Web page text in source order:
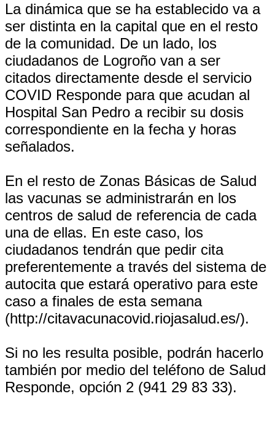
La dinámica que se ha establecido va a
ser distinta en la capital que en el resto
de la comunidad. De un lado, los
ciudadanos de Logroño van a ser
citados directamente desde el servicio
COVID Responde para que acudan al
Hospital San Pedro a recibir su dosis
correspondiente en la fecha y horas
señalados.
En el resto de Zonas Básicas de Salud
las vacunas se administrarán en los
centros de salud de referencia de cada
una de ellas. En este caso, los
ciudadanos tendrán que pedir cita
preferentemente a través del sistema de
autocita que estará operativo para este
caso a finales de esta semana
(http://citavacunacovid.riojasalud.es/).
Si no les resulta posible, podrán hacerlo
también por medio del teléfono de Salud
Responde, opción 2 (941 29 83 33).